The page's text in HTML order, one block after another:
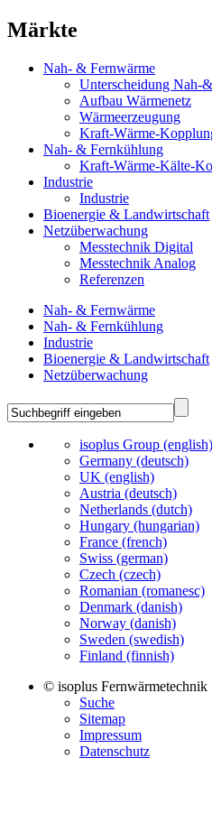
Märkte
Nah- & Fernwärme
Unterscheidung Nah-
Aufbau Wärmenetz
Wärmeerzeugung
Kraft-Wärme-
Nah- & Fernkühlung
Kraft-Wärme-Kälte-
Industrie
Industrie
Bioenergie & Landwirtschaft
Netzüberwachung
Messtechnik Digital
Messtechnik Analog
Referenzen
Nah- & Fernwärme
Nah- & Fernkühlung
Industrie
Bioenergie & Landwirtschaft
Netzüberwachung
isoplus Group (english)
Germany (deutsch)
UK (english)
Austria (deutsch)
Netherlands (dutch)
Hungary (hungarian)
France (french)
Swiss (german)
Czech (czech)
Romanian (romanesc)
Denmark (danish)
Norway (danish)
Sweden (swedish)
Finland (finnish)
© isoplus Fernwärmetechnik
Suche
Sitemap
Impressum
Datenschutz